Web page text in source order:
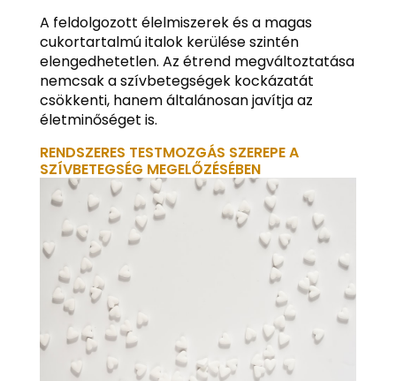
A feldolgozott élelmiszerek és a magas
cukortartalmú italok kerülése szintén
elengedhetetlen. Az étrend megváltoztatása
nemcsak a szívbetegségek kockázatát
csökkenti, hanem általánosan javítja az
életminőséget is.
RENDSZERES TESTMOZGÁS SZEREPE A
SZÍVBETEGSÉG MEGELŐZÉSÉBEN